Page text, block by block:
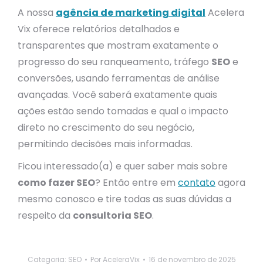
A nossa agência de marketing digital Acelera
Vix oferece relatórios detalhados e
transparentes que mostram exatamente o
progresso do seu ranqueamento, tráfego SEOe
conversões, usando ferramentas de análise
avançadas. Você saberá exatamente quais
ações estão sendo tomadas e qual o impacto
direto no crescimento do seu negócio,
permitindo decisões mais informadas.
Ficou interessado(a) e quer saber mais sobre
como fazer SEO? Então entre em contatoagora
mesmo conosco e tire todas as suas dúvidas a
respeito da consultoria SEO.
Categoria: SEO PorAceleraVix 16 de novembro de 2025